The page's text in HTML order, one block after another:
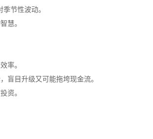
节性波动。
慧。
率。
盲目升级又可能拖垮现金流。
资。